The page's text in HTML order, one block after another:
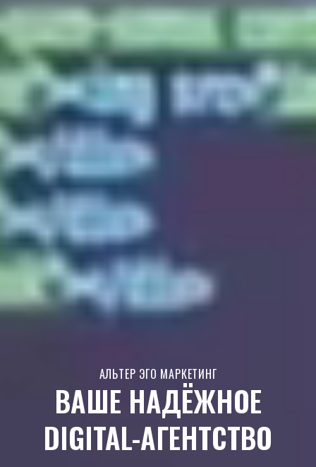
АЛЬТЕР ЭГО МАРКЕТИНГ
ВАШЕ НАДЁЖНОЕ
DIGITAL-АГЕНТСТВО